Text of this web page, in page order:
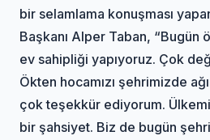
bir selamlama konuşması
Başkanı Alper Taban, “Bugün
ev sahipliği yapıyoruz. Çok
Ökten hocamızı şehrimizde
çok teşekkür ediyorum.
bir şahsiyet. Biz de bugün